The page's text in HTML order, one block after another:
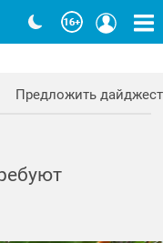
Предложить дайджест